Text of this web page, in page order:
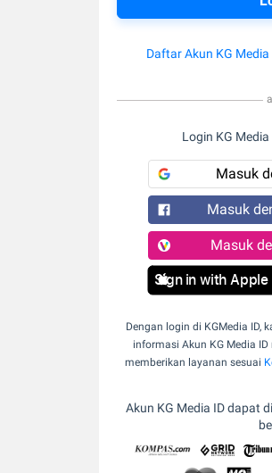
Daftar Akun KG Media
Login KG
Masuk
Masuk
Masuk
Sign in with Apple
Dengan login di KGMedia ID,
informasi Akun KG Media
memberikan layanan sesuai
Akun KG Media ID dapat